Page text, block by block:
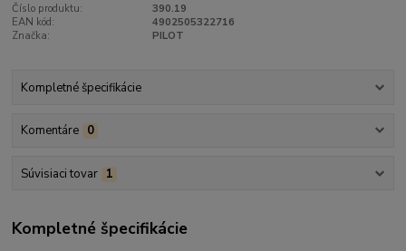
Číslo produktu:
390.19
EAN kód:
4902505322716
Značka:
PILOT
Kompletné špecifikácie
Komentáre 0
Súvisiaci tovar 1
Kompletné špecifikácie